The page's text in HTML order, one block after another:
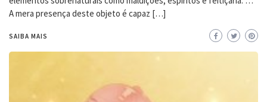
A mera presença deste objeto é capaz […]
SAIBA MAIS